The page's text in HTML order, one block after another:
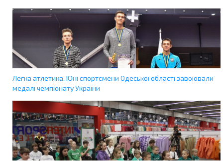
Легка атлетика. Юні спортсмени Одеської області завоювали
медалі чемпіонату України